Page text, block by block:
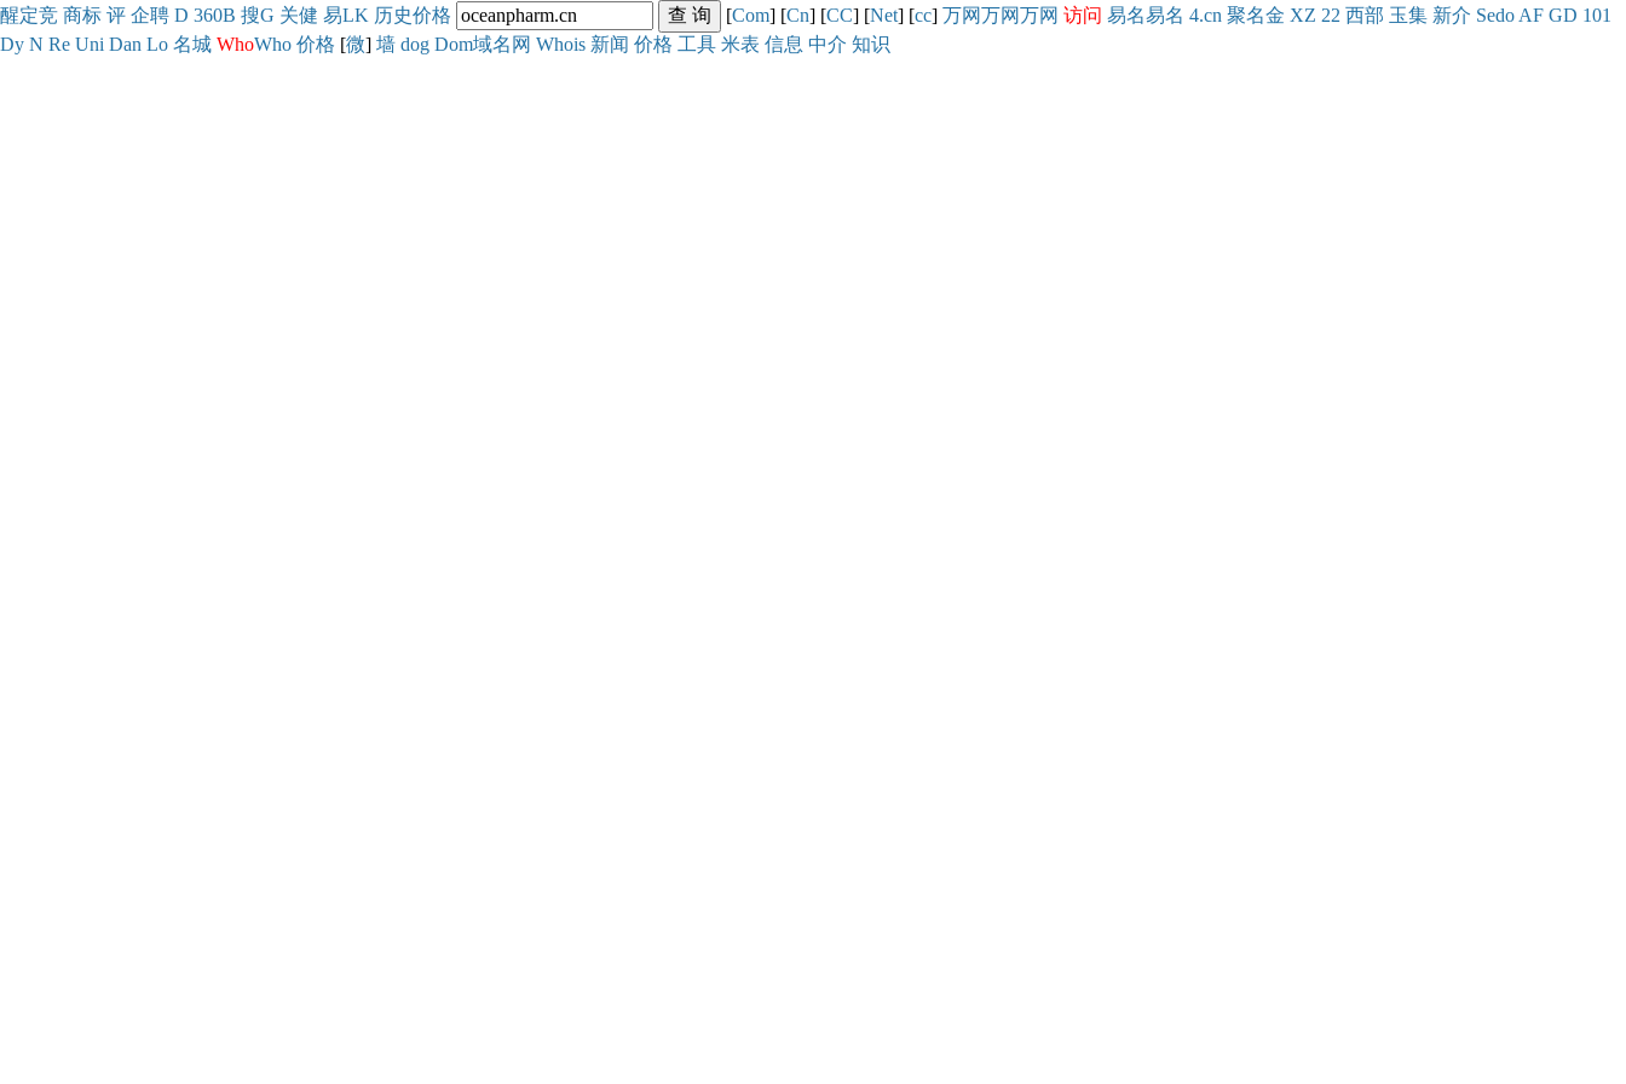
醒定竞 商标 评 企聘 D 360B 搜G 关健 易LK 历史价格 [Com] [Cn] [CC] [Net] [cc] 万网万网万网 访问 易名易名 4.cn 聚名金 XZ 22 西部 玉集 新介 Sedo AF GD 101
Dy N Re Uni Dan Lo 名城 WhoWho 价格 [微] 墙 dog Dom域名网 Whois 新闻 价格 工具 米表 信息 中介 知识